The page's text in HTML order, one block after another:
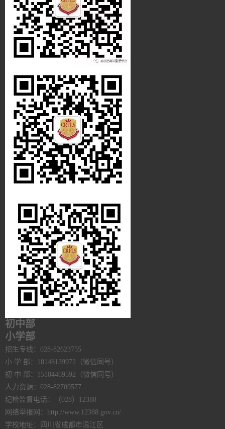
初中部
小学部
招生专线：028-82623755
小 学 部：18148139972（微信同号）
初 中 部：15184469592（微信同号）
人力资源：028-82709577
纪检监督电话：（028）12388
网络举报网：http://www.12388.gov.cn/
学校地址：四川省成都市温江区